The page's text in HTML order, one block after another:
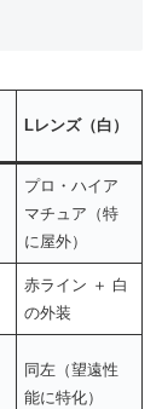
Lレンズ（白）
プロ・ハイア
マチュア（特
に屋外）
赤ライン ＋ 白
の外装
同左（望遠性
能に特化）